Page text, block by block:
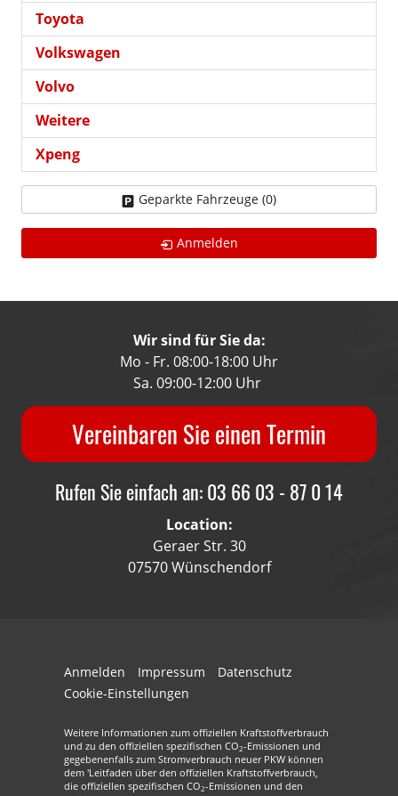
Toyota
Volkswagen
Volvo
Weitere
Xpeng
Geparkte Fahrzeuge (0)
Anmelden
Wir sind für Sie da:
Mo - Fr. 08:00-18:00 Uhr
Sa. 09:00-12:00 Uhr
Vereinbaren Sie einen Termin
Rufen Sie einfach an: 03 66 03 - 87 0 14
Location:
Geraer Str. 30
07570 Wünschendorf
Anmelden Impressum
Datenschutz
Cookie-Einstellungen
Weitere Informationen zum offiziellen Kraftstoffverbrauch
und zu den offiziellen spezifischen CO2-Emissionen und
gegebenenfalls zum Stromverbrauch neuer PKW können
dem 'Leitfaden über den offiziellen Kraftstoffverbrauch,
die offiziellen spezifischen CO2-Emissionen und den